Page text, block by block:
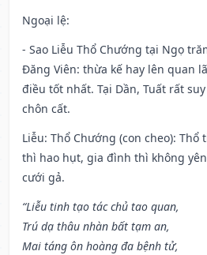
Ngoại lệ:
- Sao Liễu Thổ Chướng tại Ngọ
Đăng Viên: thừa kế hay lên quan
điều tốt nhất. Tại Dần, Tuất rất
chôn cất.
Liễu: Thổ Chướng (con cheo): Thổ
thì hao hụt, gia đình thì không
cưới gả.
“Liễu tinh tạo tác chủ tao quan,
Trú dạ thâu nhàn bất tạm an,
Mai táng ôn hoàng đa bệnh tử,